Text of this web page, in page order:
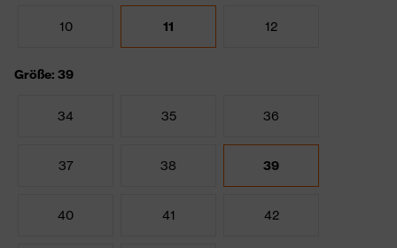
10 11 12
Größe: 39
34 35 36
37 38 39
40 41 42